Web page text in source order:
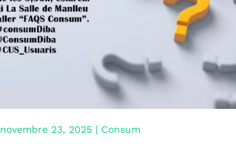
novembre 23, 2025 | Consum